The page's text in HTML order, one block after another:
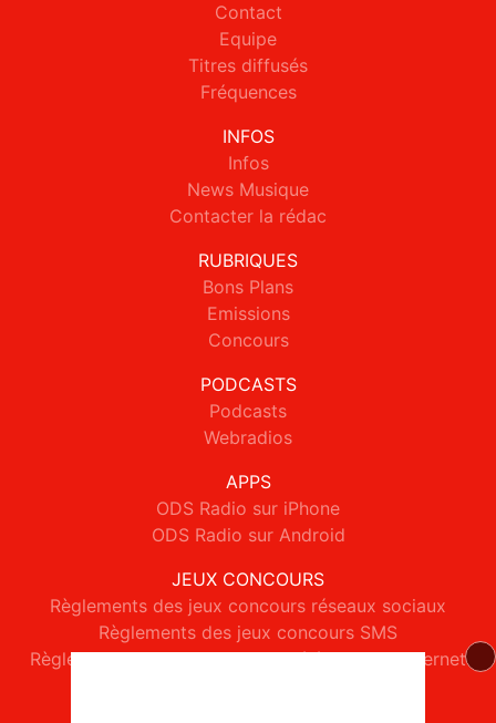
Contact
Equipe
Titres diffusés
Fréquences
INFOS
Infos
News Musique
Contacter la rédac
RUBRIQUES
Bons Plans
Emissions
Concours
PODCASTS
Podcasts
Webradios
APPS
ODS Radio sur iPhone
ODS Radio sur Android
JEUX CONCOURS
Règlements des jeux concours réseaux sociaux
Règlements des jeux concours SMS
Règlements des jeux concours téléphone et internet